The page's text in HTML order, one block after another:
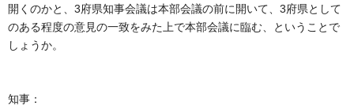
開くのかと、3府県知事会議は本部会議の前に開いて、3府県として
のある程度の意見の一致をみた上で本部会議に臨む、ということで
しょうか。
知事：